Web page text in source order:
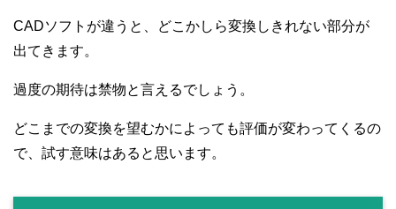
CADソフトが違うと、どこかしら変換しきれない部分が
出てきます。
過度の期待は禁物と言えるでしょう。
どこまでの変換を望むかによっても評価が変わってくるの
で、試す意味はあると思います。